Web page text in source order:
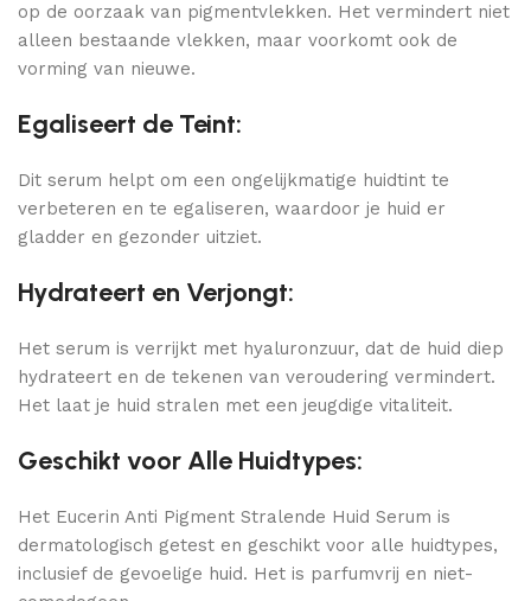
op de oorzaak van pigmentvlekken. Het vermindert niet
alleen bestaande vlekken, maar voorkomt ook de
vorming van nieuwe.
Egaliseert de Teint:
Dit serum helpt om een ongelijkmatige huidtint te
verbeteren en te egaliseren, waardoor je huid er
gladder en gezonder uitziet.
Hydrateert en Verjongt:
Het serum is verrijkt met hyaluronzuur, dat de huid diep
hydrateert en de tekenen van veroudering vermindert.
Het laat je huid stralen met een jeugdige vitaliteit.
Geschikt voor Alle Huidtypes:
Het Eucerin Anti Pigment Stralende Huid Serum is
dermatologisch getest en geschikt voor alle huidtypes,
inclusief de gevoelige huid. Het is parfumvrij en niet-